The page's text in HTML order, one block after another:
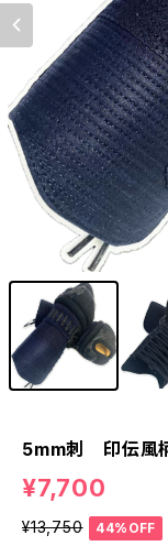
5mm刺 印伝風
¥7,700
¥13,750 44%OFF